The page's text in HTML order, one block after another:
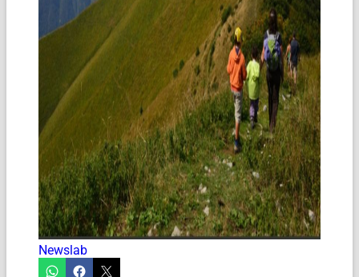
Newslab